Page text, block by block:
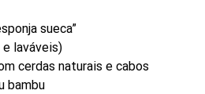
sueca”
laváveis)
cerdas naturais e cabos
bambu